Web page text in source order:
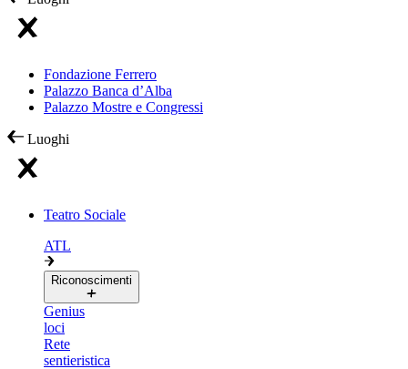
Fondazione Ferrero
Palazzo Banca d’Alba
Palazzo Mostre e Congressi
Luoghi
Teatro Sociale
ATL
Riconoscimenti
Genius
loci
Rete
sentieristica